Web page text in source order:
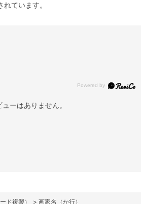
ています。
ューはありません。
ド複製） > 画家名（か行）